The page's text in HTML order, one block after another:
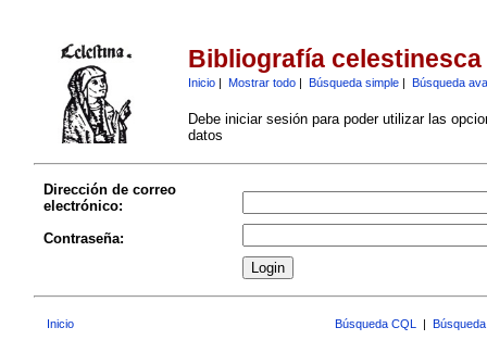
Bibliografía celestinesca
Inicio| Mostrar todo| Búsqueda simple| Búsqueda
Debe iniciar sesión para poder utilizar las
datos
Dirección de correo
electrónico:
Contraseña:
Inicio Búsqueda CQL |